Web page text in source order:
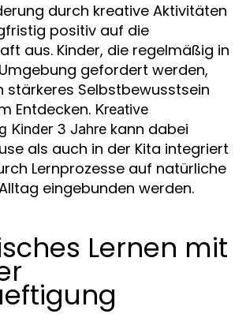
durch kreative Aktivitäten
positiv auf die
aus. Kinder, die regelmäßig in
gefordert werden,
stärkeres Selbstbewusstsein
Entdecken. Kreative
Kinder 3 Jahre kann dabei
als auch in der Kita integriert
Lernprozesse auf natürliche
eingebunden werden.
Lernen mit